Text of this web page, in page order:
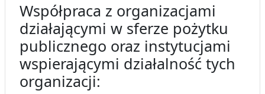
Współpraca z organizacjami
działającymi w sferze pożytku
publicznego oraz instytucjami
wspierającymi działalność tych
organizacji: